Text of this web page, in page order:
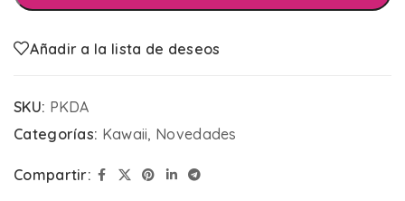
Añadir a la lista de deseos
SKU: PKDA
Categorías: Kawaii, Novedades
Compartir: